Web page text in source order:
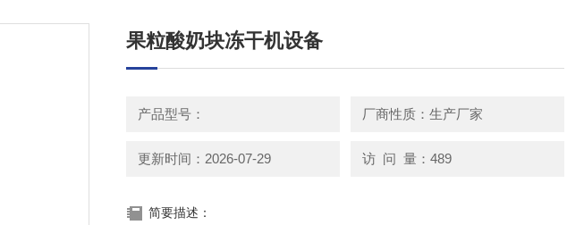
果粒酸奶块冻干机设备
产品型号： 厂商性质：生产厂家
更新时间：2026-07-29 访 问 量：489
简要描述：